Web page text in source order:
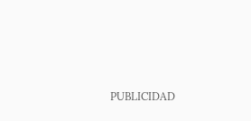
PUBLICIDAD